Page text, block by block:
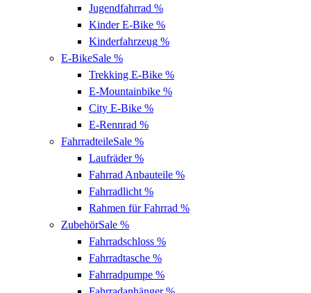
Jugendfahrrad %
Kinder E-Bike %
Kinderfahrzeug %
E-BikeSale %
Trekking E-Bike %
E-Mountainbike %
City E-Bike %
E-Rennrad %
FahrradteileSale %
Laufräder%
Fahrrad Anbauteile %
Fahrradlicht %
Rahmen für Fahrrad %
ZubehörSale %
Fahrradschloss %
Fahrradtasche %
Fahrradpumpe %